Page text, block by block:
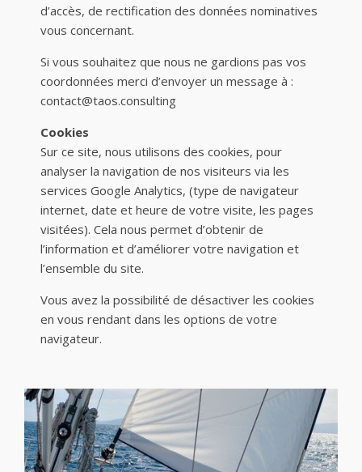
d’accès, de rectification des données nominatives
vous concernant.
Si vous souhaitez que nous ne gardions pas vos
coordonnées merci d’envoyer un message à :
contact@taos.consulting
Cookies
Sur ce site, nous utilisons des cookies, pour
analyser la navigation de nos visiteurs via les
services Google Analytics, (type de navigateur
internet, date et heure de votre visite, les pages
visitées). Cela nous permet d’obtenir de
l’information et d’améliorer votre navigation et
l’ensemble du site.
Vous avez la possibilité de désactiver les cookies
en vous rendant dans les options de votre
navigateur.